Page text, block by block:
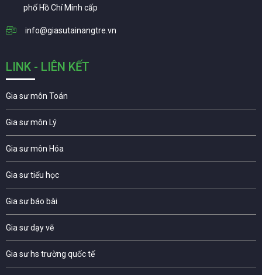
phố Hồ Chí Minh cấp
info@giasutainangtre.vn
LINK - LIÊN KẾT
Gia sư môn Toán
Gia sư môn Lý
Gia sư môn Hóa
Gia sư tiểu học
Gia sư báo bài
Gia sư dạy vẽ
Gia sư hs trường quốc tế